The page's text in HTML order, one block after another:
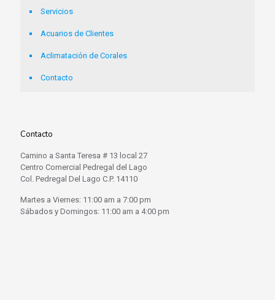
Servicios
Acuarios de Clientes
Aclimatación de Corales
Contacto
Contacto
Camino a Santa Teresa # 13 local 27
Centro Comercial Pedregal del Lago
Col. Pedregal Del Lago C.P. 14110
Martes a Viernes: 11:00 am a 7:00 pm
Sábados y Domingos: 11:00 am a 4:00 pm